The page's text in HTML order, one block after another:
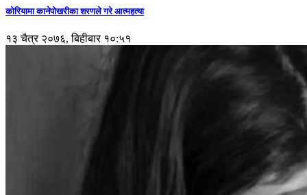
कोरियामा कानेपोखरीका शरणले गरे आत्महत्या
१३ चैत्र २०७६, बिहीबार १०:५१